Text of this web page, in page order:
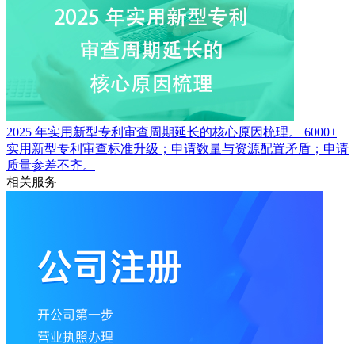
2025 年实用新型专利审查周期延长的核心原因梳理。
6000+
实用新型专利审查标准升级；申请数量与资源配置矛盾；申请
质量参差不齐。
相关服务